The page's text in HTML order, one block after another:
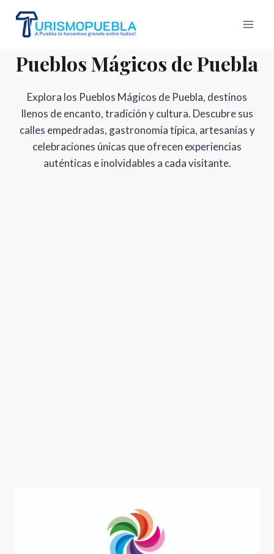
content
Pueblos Mágicos de Puebla
Explora los Pueblos Mágicos de Puebla, destinos
llenos de encanto, tradición y cultura. Descubre sus
calles empedradas, gastronomía típica, artesanías y
celebraciones únicas que ofrecen experiencias
auténticas e inolvidables a cada visitante.